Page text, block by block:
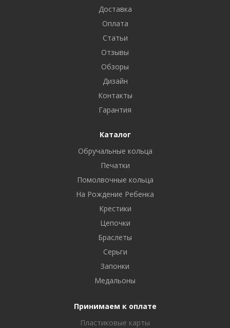
Доставка
Оплата
Статьи
Отзывы
Обзоры
Дизайн
Контакты
Гарантия
Каталог
Обручальные кольца
Печатки
Помолвочные кольца
На Рождение Ребенка
Крестики
Цепочки
Браслеты
Серьги
Запонки
Медальоны
Принимаем к оплате
Пластиковые карты